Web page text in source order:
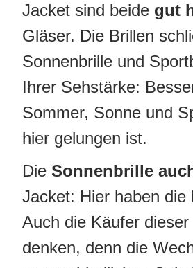
Jacket sind beide gut
Gläser. Die Brillen
Sonnenbrille und
Ihrer Sehstärke:
Sommer, Sonne und
hier gelungen ist.
Die Sonnenbrille
Jacket: Hier haben
Auch die Käufer
denken, denn die